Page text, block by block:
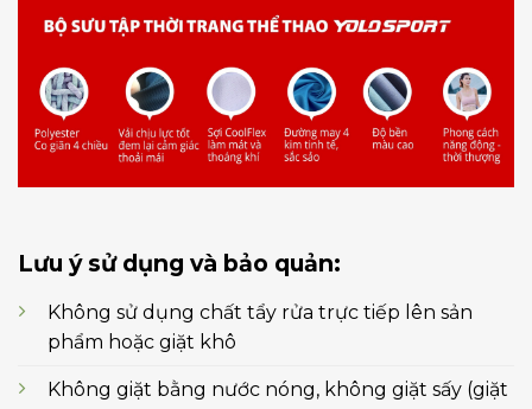
Lưu ý sử dụng và bảo quản:
Không sử dụng chất tẩy rửa trực tiếp lên sản
phẩm hoặc giặt khô
Không giặt bằng nước nóng, không giặt sấy (giặt